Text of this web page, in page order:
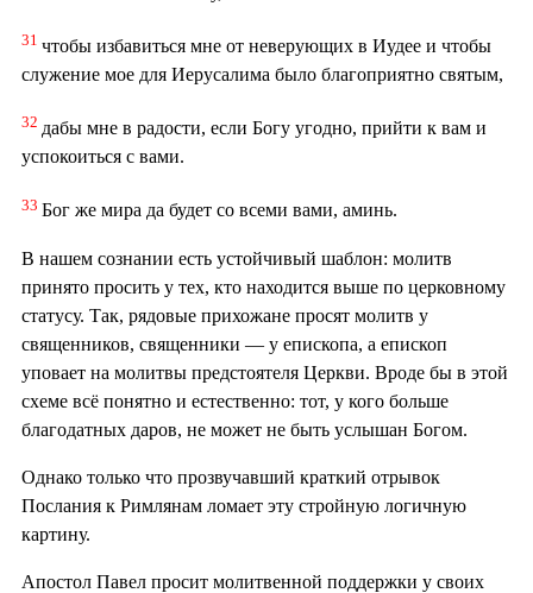
31 чтобы избавиться мне от неверующих в Иудее и чтобы
служение мое для Иерусалима было благоприятно святым,
32 дабы мне в радости, если Богу угодно, прийти к вам и
успокоиться с вами.
33 Бог же мира да будет со всеми вами, аминь.
В нашем сознании есть устойчивый шаблон: молитв
принято просить у тех, кто находится выше по церковному
статусу. Так, рядовые прихожане просят молитв у
священников, священники — у епископа, а епископ
уповает на молитвы предстоятеля Церкви. Вроде бы в этой
схеме всё понятно и естественно: тот, у кого больше
благодатных даров, не может не быть услышан Богом.
Однако только что прозвучавший краткий отрывок
Послания к Римлянам ломает эту стройную логичную
картину.
Апостол Павел просит молитвенной поддержки у своих